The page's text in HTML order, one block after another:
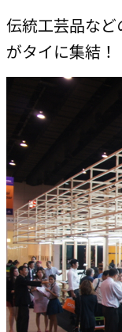
伝統工芸品な
がタイに集結！